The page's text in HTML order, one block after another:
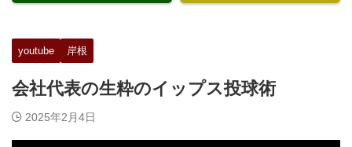
youtube 岸根
会社代表の生粋のイップス投球術
2025年2月4日